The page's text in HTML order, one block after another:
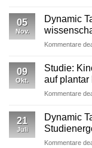
05
Nov.
Dynamic
Kommentare
09
Okt.
Studie:
auf plantar
Kommentare
21
Juli
Dynamic
Kommentare